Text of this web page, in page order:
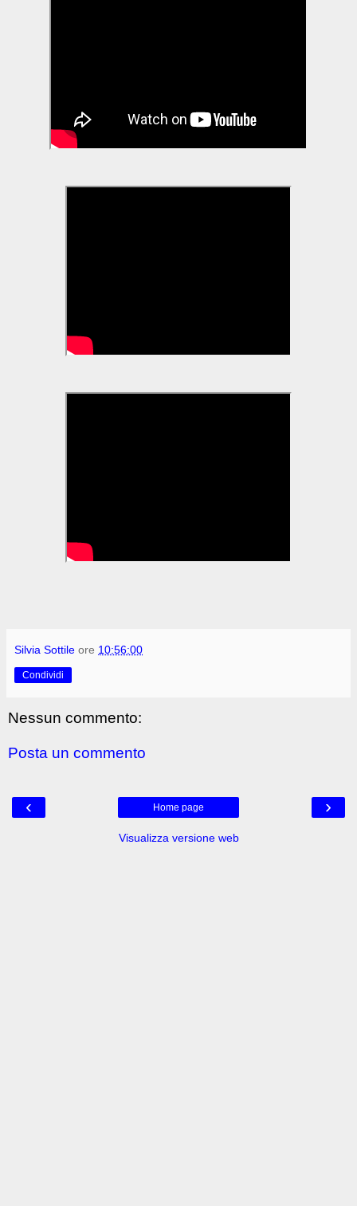
Silvia Sottile ore 10:56:00
Condividi
Nessun commento:
Posta un commento
‹ ›
Home page
Visualizza versione web